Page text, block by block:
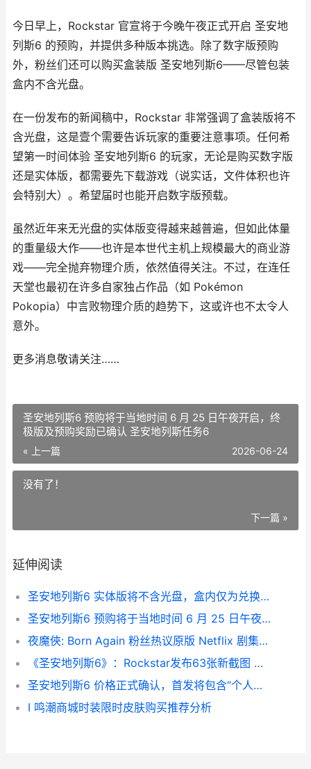
今日早上，Rockstar 官宣将于今晚午夜正式开启 圣安地
列斯6 的预购，并提供多种版本挑选。除了数字版预购
外，粉丝们还可以购买盒装版 圣安地列斯6——尽管包装
盒内不含光盘。
在一份发布的新闻稿中，Rockstar 非常强调了盒装版将不
含光盘，这是壹个需要告诉玩家的重要注意事项。任何希
望第一时间体验 圣安地列斯6 的玩家，无论是购买数字版
还是实体版，都需要先下载游戏（说实话，文件体积也许
会特别大）。希望届时也能开启数字版预载。
虽然近年来无光盘的实体版变得越来越普遍，但如此体量
的重量级大作——也许是本世代主机上规模最大的商业游
戏——完全抛弃物理介质，依然值得关注。不过，在连任
天堂也最初在许多自家独占作品（如 Pokémon
Pokopia）中言败物理介质的趋势下，这或许也不太令人
意外。
更多消息敬请关注……
圣安地列斯6 预购将于当地时间 6 月 25 日午夜开启，终
极版及预购奖励已确认 圣安地列斯任务6
« 上一篇 2026-06-24
没有了！
下一篇 »
延伸阅读
圣安地列斯6 实体版将不含光盘，盒内仅为兑换码 圣安地列斯63
圣安地列斯6 预购将于当地时间 6 月 25 日午夜开启，终极版及预购奖励已确认 圣安地列斯任务6
夜魔俠: Born Again 粉丝热议原版 Netflix 剧集争议人物回归 夜魔侠电影
《圣安地列斯6》：Rockstar发布63张新截图 《圣安地列斯热咖啡》全集免费观看
圣安地列斯6 价格正式确认，首发将包含“个人游戏体验” 圣安地列斯pcj600
I 鸣潮商城时装限时皮肤购买推荐分析